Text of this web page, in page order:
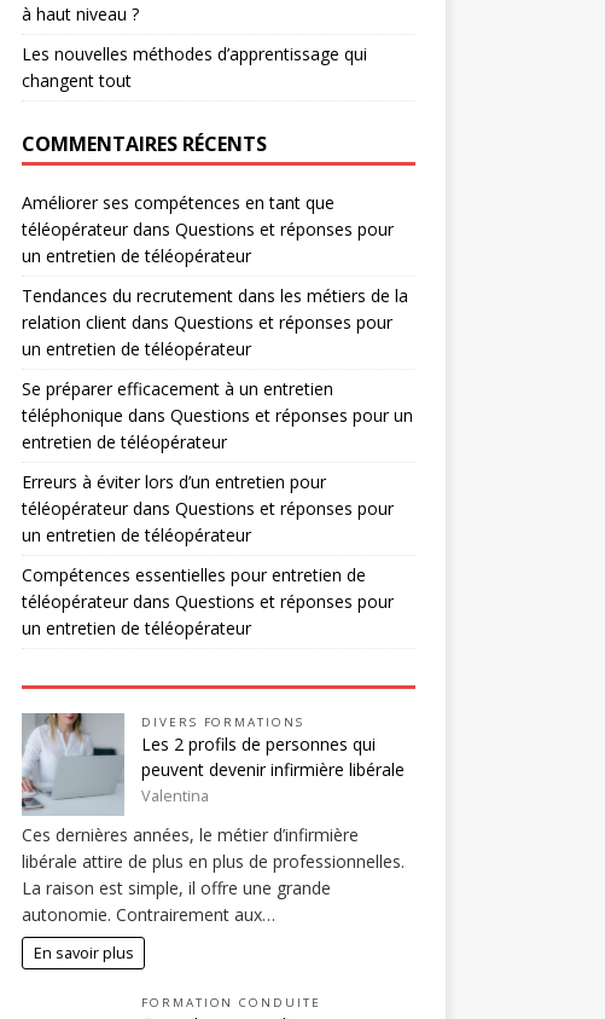
à haut niveau ?
Les nouvelles méthodes d’apprentissage qui
changent tout
COMMENTAIRES RÉCENTS
Améliorer ses compétences en tant que
téléopérateurdans Questions et réponses pour
un entretien de téléopérateur
Tendances du recrutement dans les métiers de la
relation clientdans Questions et réponses pour
un entretien de téléopérateur
Se préparer efficacement à un entretien
téléphonique dans Questions et réponses pour un
entretien de téléopérateur
Erreurs à éviter lors d’un entretien pour
téléopérateurdans Questions et réponses pour
un entretien de téléopérateur
Compétences essentielles pour entretien de
téléopérateurdans Questions et réponses pour
un entretien de téléopérateur
DIVERS FORMATIONS
Les 2 profils de personnes qui
peuvent devenir infirmière libérale
Valentina
Ces dernières années, le métier d’infirmière
libérale attire de plus en plus de professionnelles.
La raison est simple, il offre une grande
autonomie. Contrairement aux…
En savoir plus
FORMATION CONDUITE